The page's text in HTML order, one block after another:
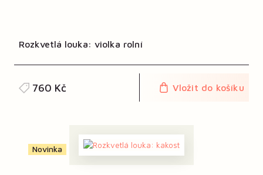
Rozkvetlá louka: violka rolní
760 Kč Vložit do košíku
Novinka